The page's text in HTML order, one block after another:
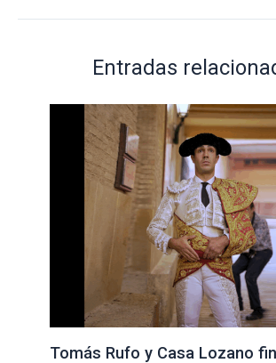
Entradas
Tomás Rufo y Casa Lozano